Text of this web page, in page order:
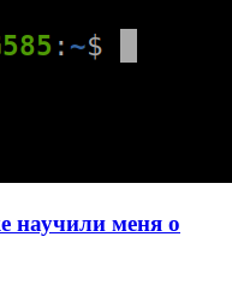
научили меня о